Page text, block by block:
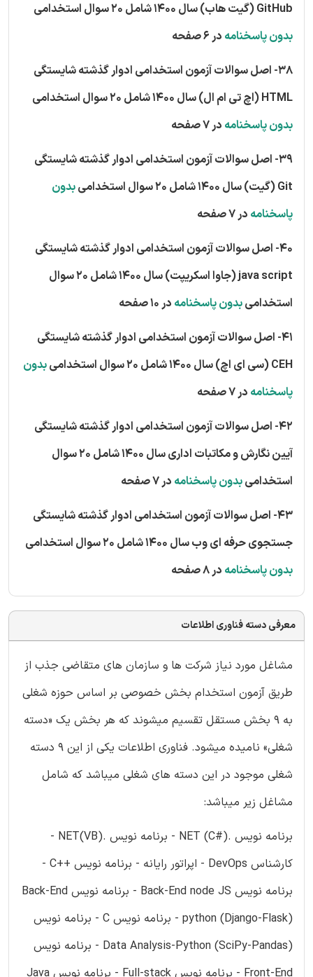
GitHub (گیت هاب) سال 1400 شامل 20 سوال استخدامی
بدون پاسخنامه در 6 صفحه
38- اصل سوالات آزمون استخدامی ادوار گذشته شایستگی
HTML (اچ تی ام ال) سال 1400 شامل 20 سوال استخدامی
بدون پاسخنامه در 7 صفحه
39- اصل سوالات آزمون استخدامی ادوار گذشته شایستگی
Git (گیت) سال 1400 شامل 20 سوال استخدامی
بدون
پاسخنامه در 7 صفحه
40- اصل سوالات آزمون استخدامی ادوار گذشته شایستگی
java script (جاوا اسکریپت) سال 1400 شامل 20 سوال
استخدامیبدون پاسخنامه در 10 صفحه
41- اصل سوالات آزمون استخدامی ادوار گذشته شایستگی
CEH (سی ای اچ) سال 1400 شامل 20 سوال استخدامی
بدون
پاسخنامه در 7 صفحه
42- اصل سوالات آزمون استخدامی ادوار گذشته شایستگی
آیین نگارش و مکاتبات اداری سال 1400 شامل 20 سوال
استخدامیبدون پاسخنامه در 7 صفحه
43- اصل سوالات آزمون استخدامی ادوار گذشته شایستگی
جستجوی حرفه ای وب سال 1400 شامل 20 سوال استخدامی
بدون پاسخنامه در 8 صفحه
معرفی دسته فناوری اطلاعات
مشاغل مورد نیاز شرکت ها و سازمان های متقاضی جذب از
طریق آزمون استخدام بخش خصوصی بر اساس حوزه شغلی
به 9 بخش مستقل تقسیم میشوند که هر بخش یک «دسته
شغلی» نامیده میشود. فناوری اطلاعات یکی از این 9 دسته
شغلی موجود در این دسته های شغلی میباشد که شامل
مشاغل زیر میباشد:
برنامه نویس .NET (C#) - برنامه نویس .NET(VB) -
کارشناس DevOps - اپراتور رایانه - برنامه نویس ++C -
برنامه نویس Back-End node JS - برنامه نویس Back-End
python (Django-Flask) - برنامه نویس C - برنامه نویس
Data Analysis-Python (SciPy-Pandas) - برنامه نویس